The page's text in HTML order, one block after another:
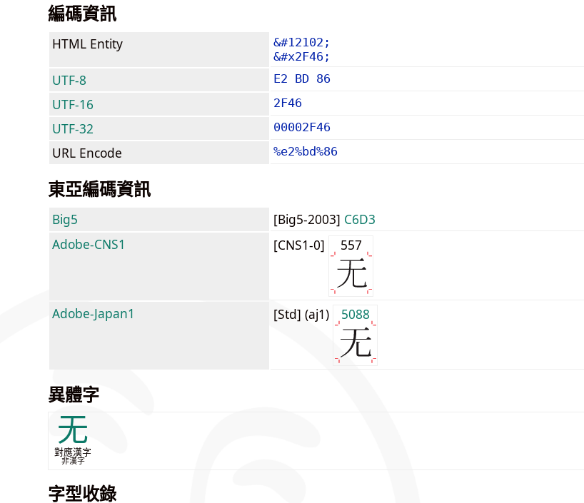
編碼資訊
HTML Entity
&#12102;
&#x2F46;
UTF-8 E2 BD 86
UTF-16 2F46
UTF-32 00002F46
URL Encode %e2%bd%86
東亞編碼資訊
Big5 [Big5-2003] C6D3
Adobe-CNS1
[CNS1-0] 557
Adobe-Japan1 [Std] (aj1) 5088
異體字
无
對應漢字
非漢字
字型收錄